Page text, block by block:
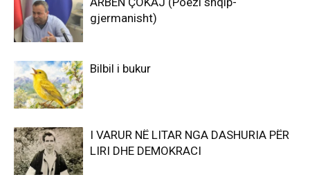
gjermanisht)
Bilbil i bukur
I VARUR NË LITAR NGA DASHURIA PËR
LIRI DHE DEMOKRACI